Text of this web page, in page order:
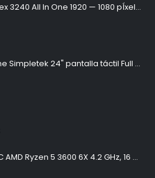
DELL OptiPlex 3240 All In One 1920 — 1080 pÍxeles | Intel Core i7-6700 2,70 GHz | RAM 8 Gb | SSD 256 Gb | Windows 10 Pro (Reacondicionado)
PC All in One Simpletek 24" pantalla táctil Full HD Core i5 hasta 3.20GHz | Windows 10 Pro 16GB RAM SSD 960GB | Webcam integrada WiFi5 Bluetooth 4.2 Desktop Computer Fijo Aio
Memory PC AMD Ryzen 5 3600 6X 4.2 GHz, 16 GB DDR4 RAM 3000 MHz, 240 GB SSD+2000 GB HDD, NVIDIA GeForce GTX 1650 4GB